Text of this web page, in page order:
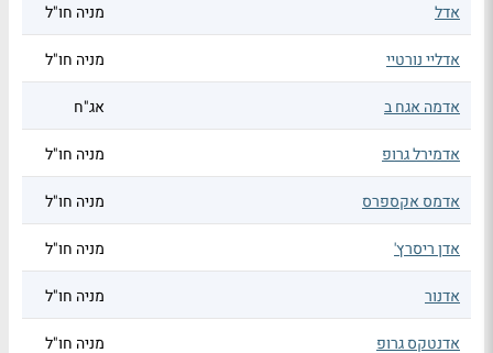
אדל מניה חו"ל
אדליי נורטיי מניה חו"ל
אדמה אגח ב אג"ח
אדמירל גרופ מניה חו"ל
אדמס אקספרס מניה חו"ל
אדן ריסרץ' מניה חו"ל
אדנור מניה חו"ל
אדנטקס גרופ מניה חו"ל